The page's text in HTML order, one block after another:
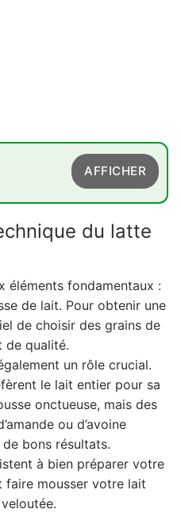
AFFICHER
de base du latte
votre latte art
avec des
impressionnant !
du latte
éléments fondamentaux :
de lait. Pour obtenir une
de choisir des grains de
de qualité.
un rôle crucial.
le lait entier pour sa
onctueuse, mais des
ou d’avoine
bons résultats.
à bien préparer votre
faire mousser votre lait